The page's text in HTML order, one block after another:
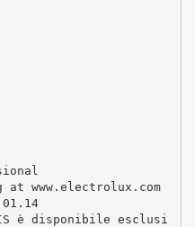
www.electrolux.com
è disponibile esclusi